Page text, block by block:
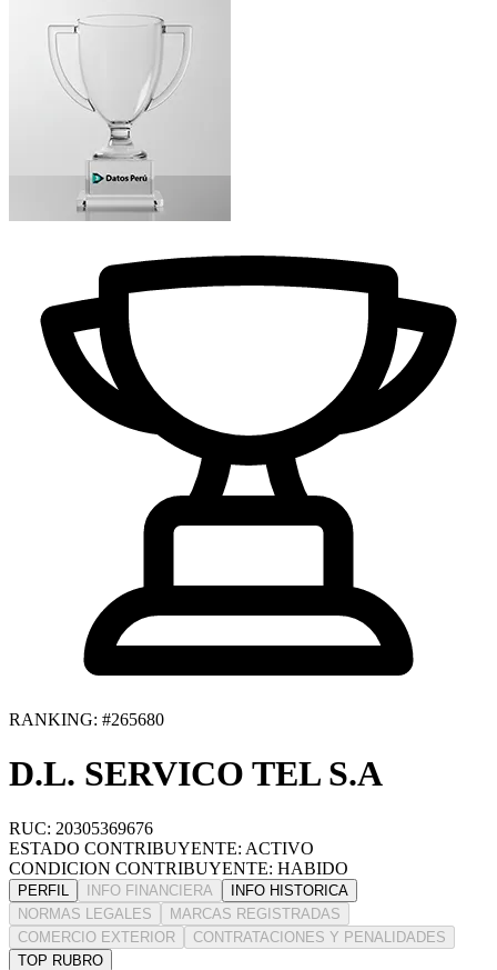
RANKING: #265680
D.L. SERVICO TEL S.A
RUC: 20305369676
ESTADO CONTRIBUYENTE: ACTIVO
CONDICION CONTRIBUYENTE: HABIDO
PERFIL INFO FINANCIERA
INFO HISTORICA
NORMAS LEGALES
MARCAS REGISTRADAS
COMERCIO EXTERIOR
CONTRATACIONES Y PENALIDADES
TOP RUBRO